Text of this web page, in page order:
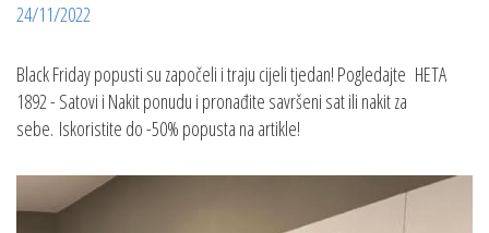
24/11/2022
Black Friday popusti su započeli i traju cijeli tjedan! Pogledajte HETA
1892 - Satovi i Nakit ponudu i pronađite savršeni sat ili nakit za
sebe. Iskoristite do -50% popusta na artikle!